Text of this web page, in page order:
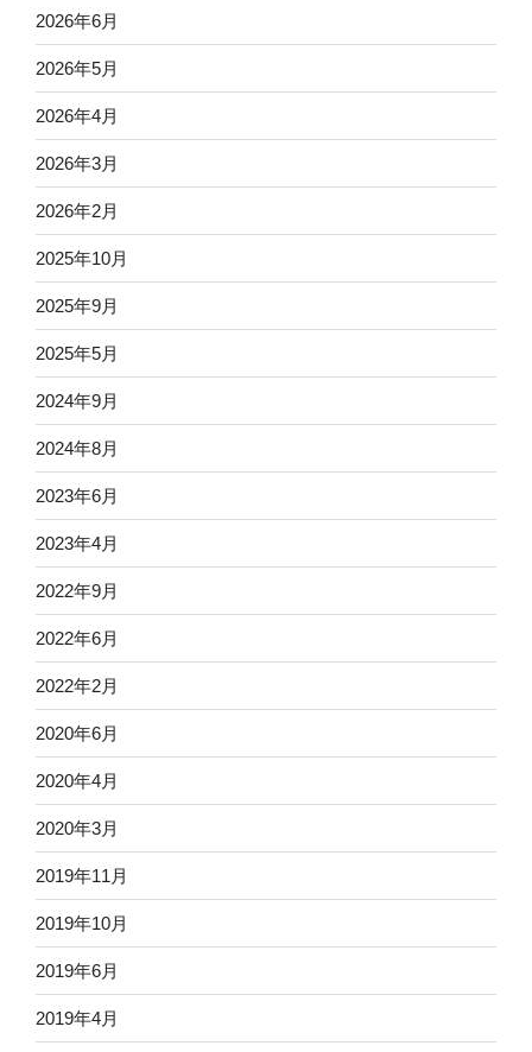
2026年6月
2026年5月
2026年4月
2026年3月
2026年2月
2025年10月
2025年9月
2025年5月
2024年9月
2024年8月
2023年6月
2023年4月
2022年9月
2022年6月
2022年2月
2020年6月
2020年4月
2020年3月
2019年11月
2019年10月
2019年6月
2019年4月